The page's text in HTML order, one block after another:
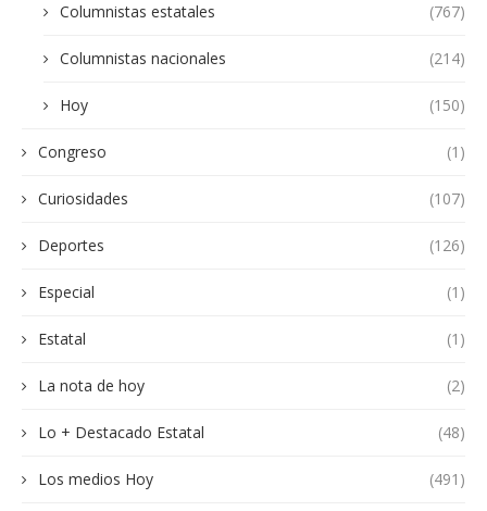
Columnistas estatales (767)
Columnistas nacionales (214)
Hoy (150)
Congreso (1)
Curiosidades (107)
Deportes (126)
Especial (1)
Estatal (1)
La nota de hoy (2)
Lo + Destacado Estatal (48)
Los medios Hoy (491)